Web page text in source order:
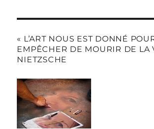
« L’ART NOUS EST DONNÉ
EMPÊCHER DE MOURIR DE LA
NIETZSCHE